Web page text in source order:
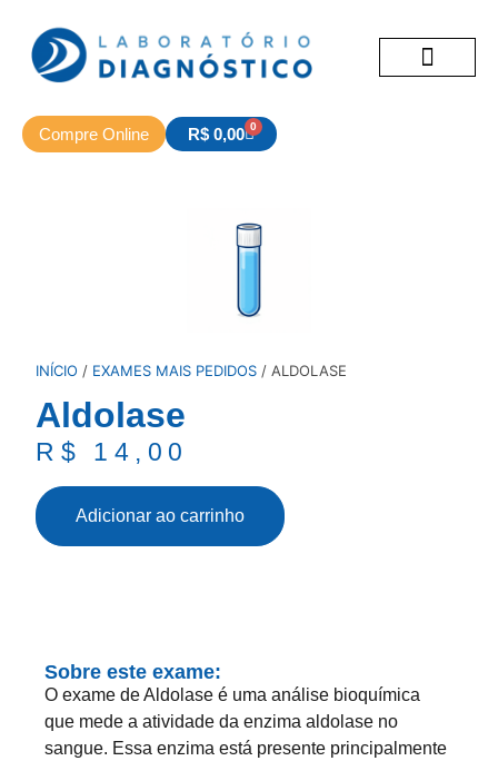
Compre Online R$0,00 0
INÍCIO / EXAMES MAIS PEDIDOS / ALDOLASE
Aldolase
R$ 14,00
Adicionar ao carrinho
Sobre este exame:
O exame de Aldolase é uma análise bioquímica
que mede a atividade da enzima aldolase no
sangue. Essa enzima está presente principalmente